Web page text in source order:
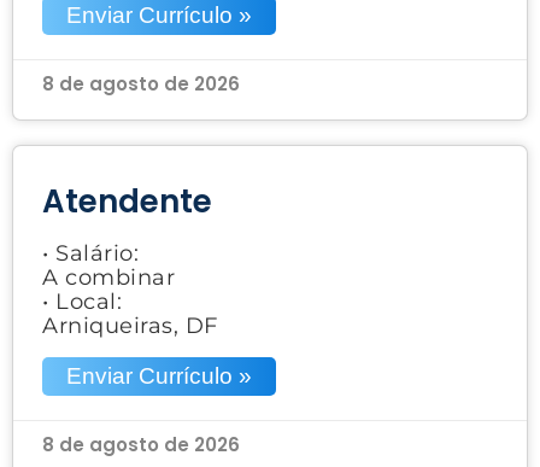
Enviar Currículo »
8 de agosto de 2026
Atendente
• Salário:
A combinar
• Local:
Arniqueiras, DF
Enviar Currículo »
8 de agosto de 2026